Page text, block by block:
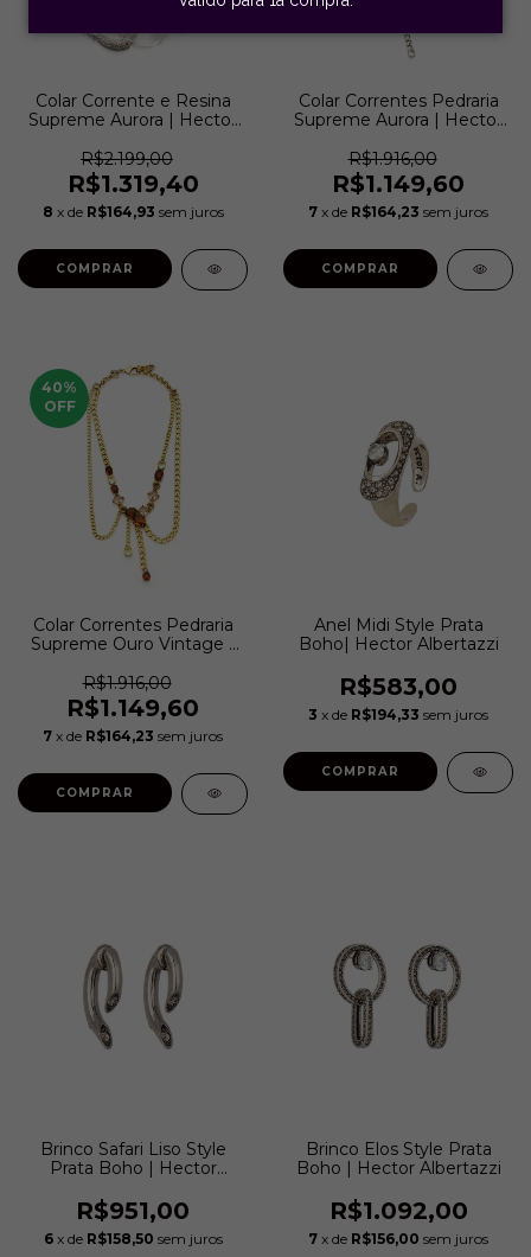
Colar Corrente e Resina
Supreme Aurora | Hector
R$2.199,00
R$1.319,40
8 x de R$164,93 sem juros
Colar Correntes Pedraria
Supreme Aurora | Hector
R$1.916,00
R$1.149,60
7 x de R$164,23 sem juros
40%
OFF
Colar Correntes Pedraria
Supreme Ouro Vintage |
R$1.916,00
R$1.149,60
7 x de R$164,23 sem juros
Anel Midi Style Prata
Boho| Hector Albertazzi
R$583,00
3 x de R$194,33 sem juros
COMPRAR
Brinco Safari Liso Style
Prata Boho | Hector
R$951,00
6 x de R$158,50 sem juros
Brinco Elos Style Prata
Boho | Hector Albertazzi
R$1.092,00
7 x de R$156,00 sem juros